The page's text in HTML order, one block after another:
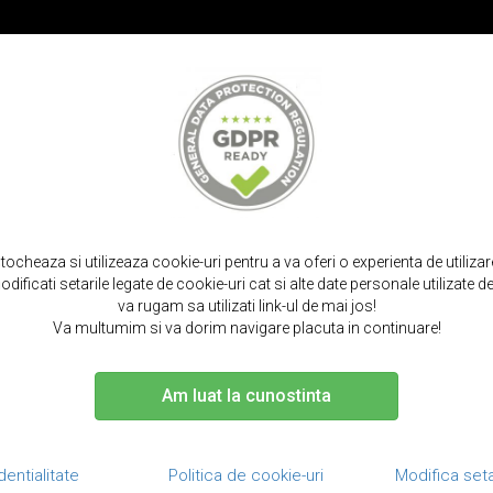
CURELE SMARTWATCH TOCURI SI SACULETI
HUAWEI -
Producator RESETEAZA FILTRE
si utilizeaza cookie-uri pentru a va oferi o experienta de
setarile legate de cookie-uri cat si alte date personale utilizate
va rugam sa utilizati link-ul de mai jos!
Va multumim si va dorim navigare placuta in continuare!
Am luat la cunostinta
Politica de cookie-uri Modifica